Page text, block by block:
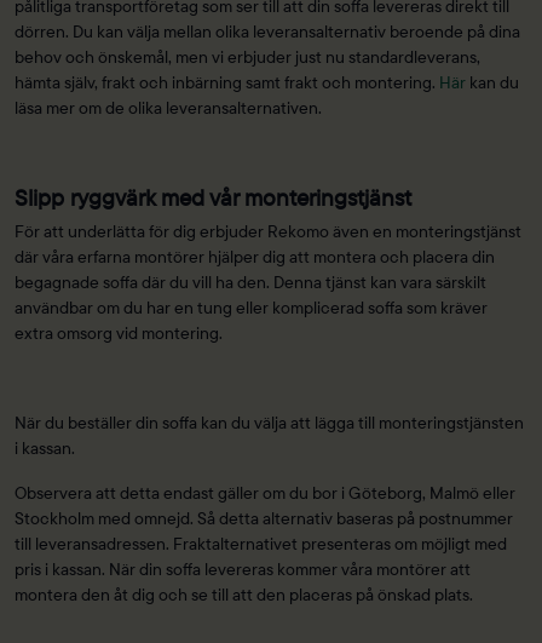
pålitliga transportföretag som ser till att din soffa levereras direkt till
dörren. Du kan välja mellan olika leveransalternativ beroende på dina
behov och önskemål, men vi erbjuder just nu standardleverans,
hämta själv, frakt och inbärning samt frakt och montering. Här kan du
läsa mer om de olika leveransalternativen.
Slipp ryggvärk med vår monteringstjänst
För att underlätta för dig erbjuder Rekomo även en monteringstjänst
där våra erfarna montörer hjälper dig att montera och placera din
begagnade soffa där du vill ha den. Denna tjänst kan vara särskilt
användbar om du har en tung eller komplicerad soffa som kräver
extra omsorg vid montering.
När du beställer din soffa kan du välja att lägga till monteringstjänsten
i kassan.
Observera att detta endast gäller om du bor i Göteborg, Malmö eller
Stockholm med omnejd. Så detta alternativ baseras på postnummer
till leveransadressen. Fraktalternativet presenteras om möjligt med
pris i kassan. När din soffa levereras kommer våra montörer att
montera den åt dig och se till att den placeras på önskad plats.